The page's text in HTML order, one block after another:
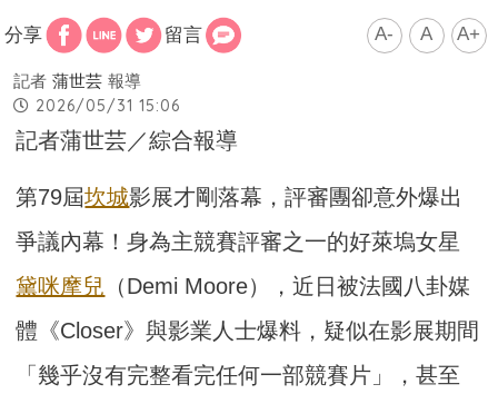
分享 留言 A- A A+
記者 蒲世芸 報導
2026/05/31 15:06
記者蒲世芸／綜合報導
第79屆坎城影展才剛落幕，評審團卻意外爆出
爭議內幕！身為主競賽評審之一的好萊塢女星
黛咪摩兒 （Demi Moore），近日被法國八卦媒
體《Closer》與影業人士爆料，疑似在影展期間
「幾乎沒有完整看完任何一部競賽片」，甚至